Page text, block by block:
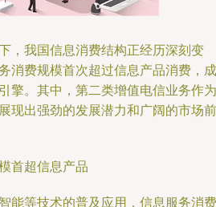
，我国信息消费结构正经历深刻变
消费规模首次超过信息产品消费，成
擎。其中，第二类增值电信业务作为
现出强劲的发展潜力和广阔的市场前
首超信息产品
能等技术的普及应用，信息服务消费